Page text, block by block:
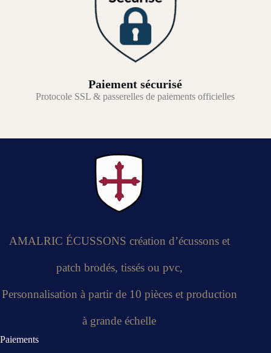
Paiement sécurisé
Protocole SSL & passerelles de paiements officielles
AMALRIC ÉCUSSONS création d’écussons et
patch brodés, tissés ou pvc,
Personnalisation à partir de 10 pièces et production
à grande échelle
Paiements